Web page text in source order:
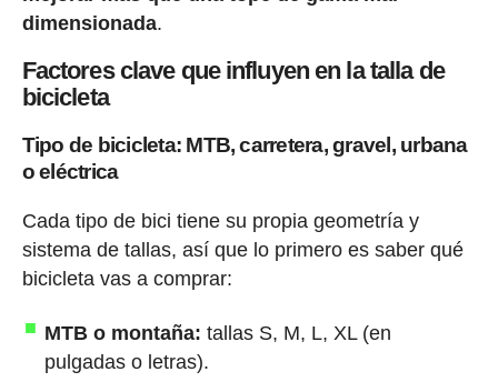
dimensionada.
Factores clave que influyen en la talla de
bicicleta
Tipo de bicicleta: MTB, carretera, gravel, urbana
o eléctrica
Cada tipo de bici tiene su propia geometría y
sistema de tallas, así que lo primero es saber qué
bicicleta vas a comprar:
MTB o montaña: tallas S, M, L, XL (en
pulgadas o letras).